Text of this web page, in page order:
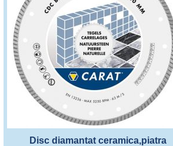
Disc diamantat ceramica,piatra